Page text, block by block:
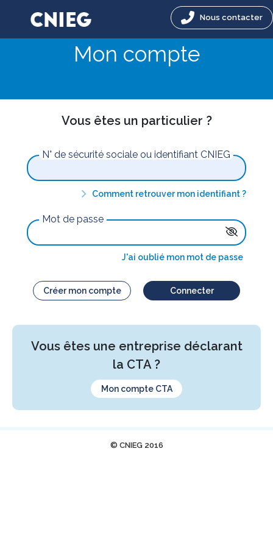
Nous contacter
Mon compte
Vous êtes un particulier ?
N° de sécurité sociale ou identifiant CNIEG
Comment retrouver mon identifiant ?
Mot de passe
J'ai oublié mon mot de passe
Créer mon compte Connecter
Vous êtes une entreprise déclarant
la CTA ?
Mon compte CTA
© CNIEG 2016